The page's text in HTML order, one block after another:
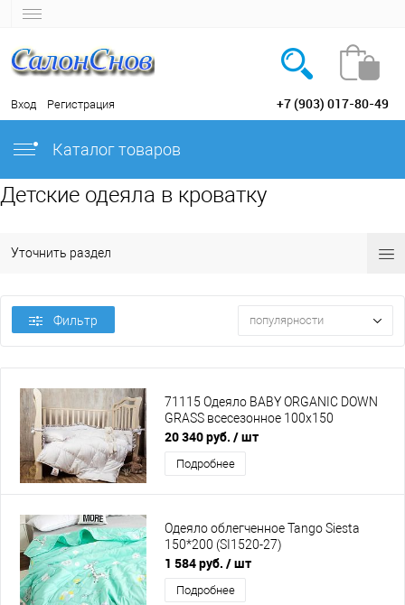
Вход Регистрация +7 (903) 017-80-49
Каталог товаров
Детские одеяла в кроватку
Уточнить раздел
Фильтр популярности
71115 Одеяло BABY ORGANIC DOWN
GRASS всесезонное 100х150
20 340 руб. / шт
Подробнее
Одеяло облегченное Tango Siesta
150*200 (SI1520-27)
1 584 руб. / шт
Подробнее